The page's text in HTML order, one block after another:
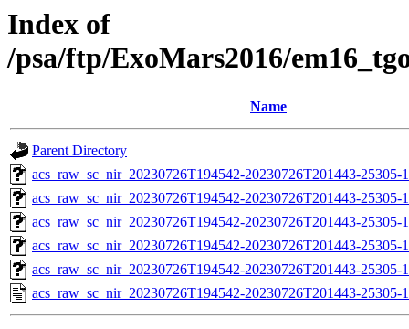
Index of
/psa/ftp/ExoMars2016/
Name
Parent Directory
acs_raw_sc_nir_20230726T194542-20230726T201443-
acs_raw_sc_nir_20230726T194542-20230726T201443-25305-
acs_raw_sc_nir_20230726T194542-20230726T201443-25305-
acs_raw_sc_nir_20230726T194542-20230726T201443-25305-
acs_raw_sc_nir_20230726T194542-20230726T201443-25305-
acs_raw_sc_nir_20230726T194542-20230726T201443-25305-